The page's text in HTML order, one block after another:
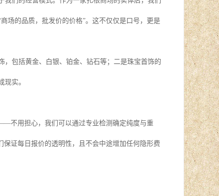
场的品质，批发价的价格”。这不仅仅是口号，更是
包括黄金、白银、铂金、钻石等；二是珠宝首饰的
实。
不用担心，我们可以通过专业检测确定纯度与重
证每日报价的透明性，且不会中途增加任何隐形费